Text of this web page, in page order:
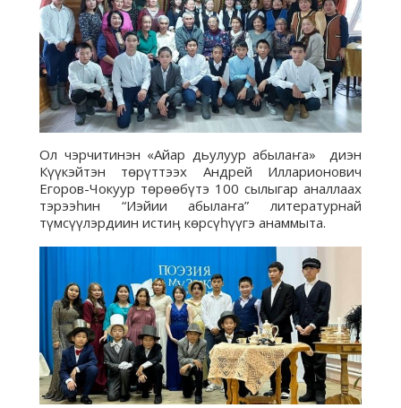
Ол чэрчитинэн «Айар дьулуур абылаҥа» диэн
Күүкэйтэн төрүттээх Андрей Илларионович
Егоров-Чокуур төрөөбүтэ 100 сылыгар аналлаах
тэрээһин “Иэйии абылаҥа” литературнай
түмсүүлэрдиин истиӊ көрсүһүүгэ анаммыта.